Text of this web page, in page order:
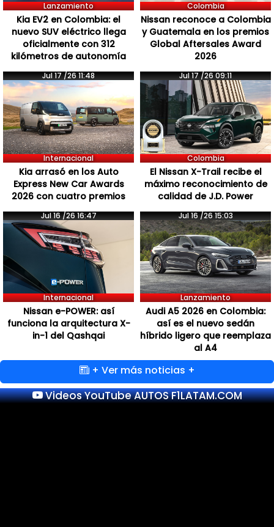
Lanzamiento
Kia EV2 en Colombia: el
nuevo SUV eléctrico llega
oficialmente con 312
kilómetros de autonomía
Colombia
Nissan reconoce a Colombia
y Guatemala en los premios
Global Aftersales Award
2026
Jul 17 /26 11:48
Internacional
Kia arrasó en los Auto
Express New Car Awards
2026 con cuatro premios
Jul 17 /26 09:11
Colombia
El Nissan X-Trail recibe el
máximo reconocimiento de
calidad de J.D. Power
Jul 16 /26 16:47
Internacional
Nissan e-POWER: así
funciona la arquitectura X-
in-1 del Qashqai
Jul 16 /26 15:03
Lanzamiento
Audi A5 2026 en Colombia:
así es el nuevo sedán
híbrido ligero que reemplaza
al A4
+ Ver más noticias +
Videos YouTube AUTOS F1LATAM.COM